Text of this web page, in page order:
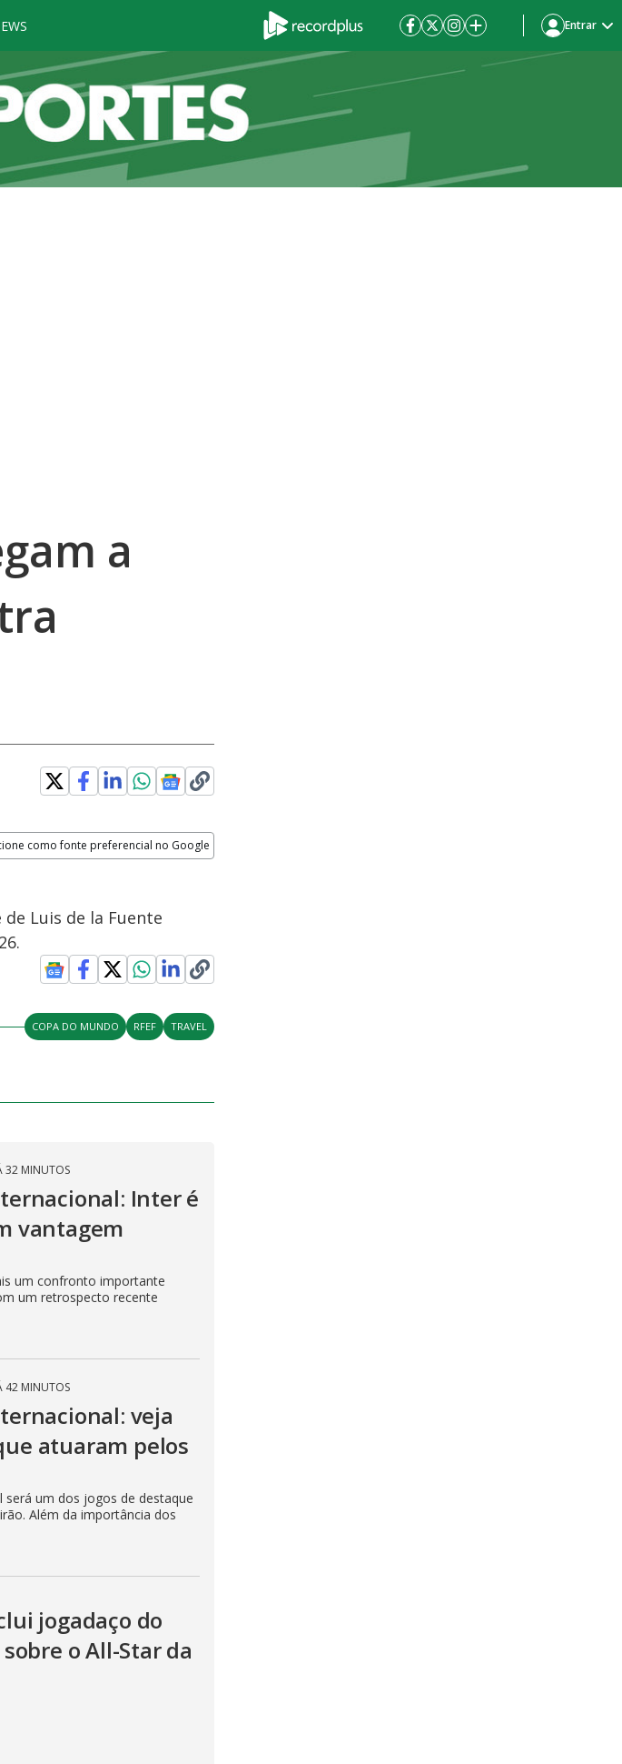
Entrar
a
como fonte preferencial no Google
Luis de la Fuente
COPA DO MUNDO RFEF TRAVEL
32 MINUTOS
Inter é
vantagem
um confronto importante
um retrospecto recente
42 MINUTOS
veja
atuaram pelos
será um dos jogos de destaque
Além da importância dos
jogadaço do
o All-Star da